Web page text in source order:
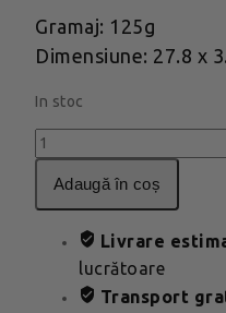
Gramaj: 125g
Dimensiune: 27.8 x
In stoc
Cantitate
Rigleta
Pasteadaugă în coș
Livrare
lucrătoare
Transport